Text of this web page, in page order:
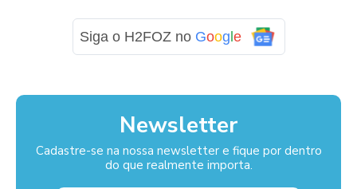
Siga o H2FOZ no Goog e
Newsletter
Cadastre-se na nossa newsletter e fique por dentro
do que realmente importa.